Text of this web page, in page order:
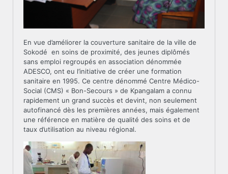
En vue d’améliorer la couverture sanitaire de la ville de
Sokodé en soins de proximité, des jeunes diplômés
sans emploi regroupés en association dénommée
ADESCO, ont eu l’initiative de créer une formation
sanitaire en 1995. Ce centre dénommé Centre Médico-
Social (CMS) « Bon-Secours » de Kpangalam a connu
rapidement un grand succès et devint, non seulement
autofinancé dès les premières années, mais également
une référence en matière de qualité des soins et de
taux d’utilisation au niveau régional.